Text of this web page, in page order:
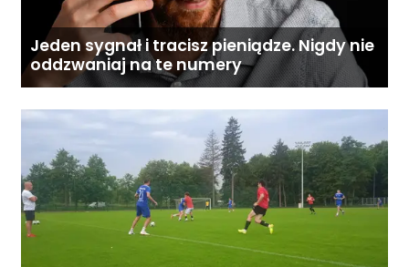
Jeden sygnał i tracisz pieniądze. Nigdy nie
oddzwaniaj na te numery